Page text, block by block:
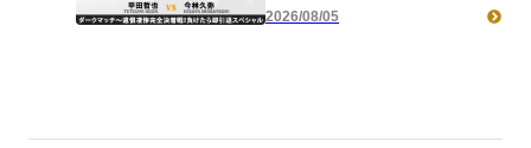
HARASHIMAがクリス
ル、甲田vs今林！ チケット完
2026/08/05